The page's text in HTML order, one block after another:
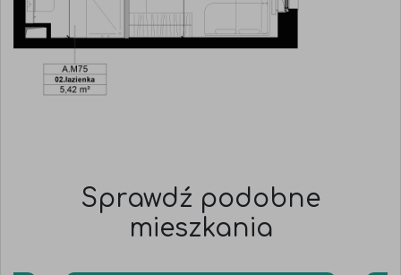
Sprawdź podobne
mieszkania